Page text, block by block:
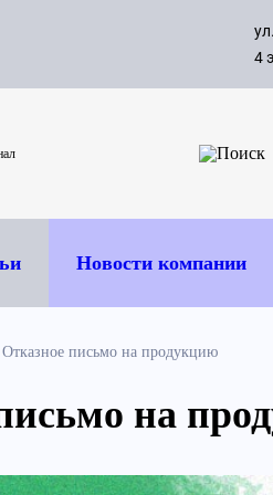
4
Новости компании
Отказное письмо на продукцию
на